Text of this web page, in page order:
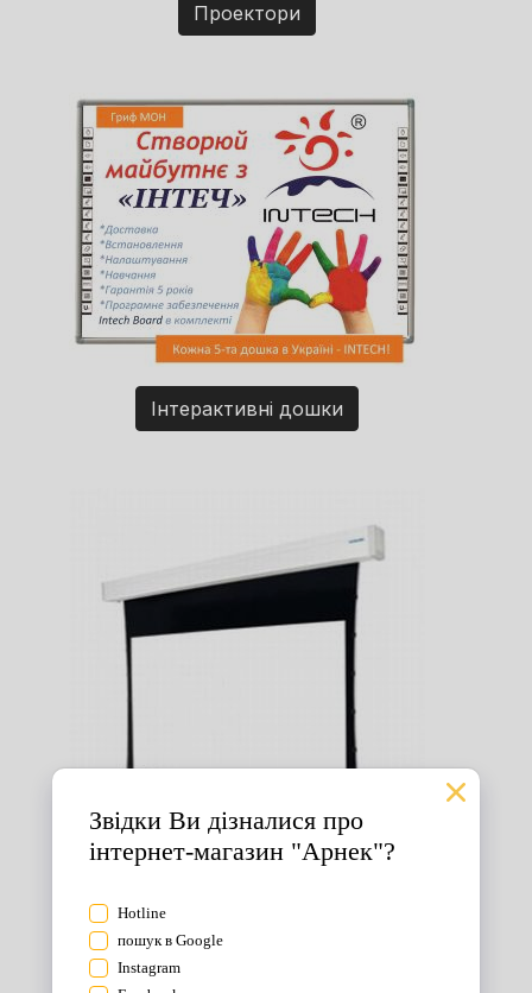
Проектори
Інтерактивні дошки